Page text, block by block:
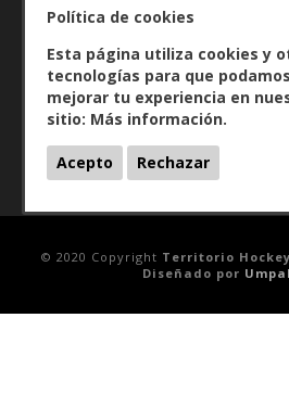
CARRERA POR EL LIDERATO -
URDIN Y JACA NO PISAN EL
LIDERATO
PLAY OFFS LIGA IBERDROLA
- HOCKEYHIELO.NETonPLAY
HOCKEY HIELO 2020/2021
© 2020 Copyright Territorio
Diseñado por
Política de cookies
Esta página utiliza cookies y
tecnologías para que podamos
mejorar tu experiencia en
sitio: Más información.
Acepto Rechazar